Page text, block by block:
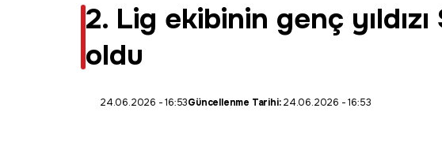
2. Lig ekibinin genç
oldu
24.06.2026 - 16:53Güncellenme Tarihi:24.06.2026 - 16:53